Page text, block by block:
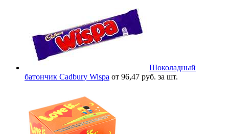
Шоколадный
батончик Cadbury Wispa от 96,47 руб. за шт.